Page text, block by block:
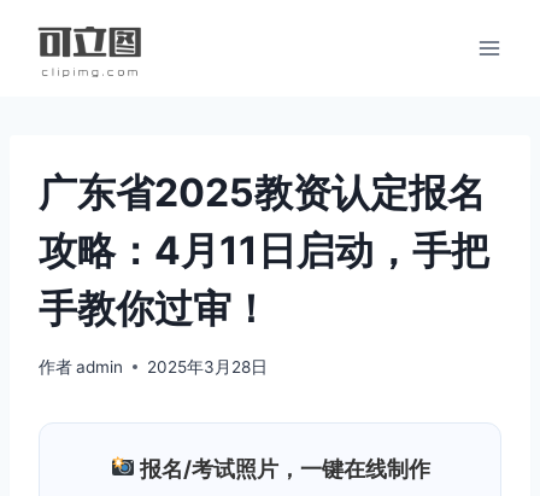
广东省2025教资认定报名
攻略：4月11日启动，手把
手教你过审！
作者admin 2025年3月28日
报名/考试照片，一键在线制作